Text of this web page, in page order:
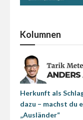
Kolumnen
Herkunft als
dazu – machst du
„Ausländer“